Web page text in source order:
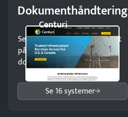
Dokumenthåndtering
Centuri
Send kontrakter til underskrift
på minutter og mist ingen
dokumenter.
Se 16 systemer